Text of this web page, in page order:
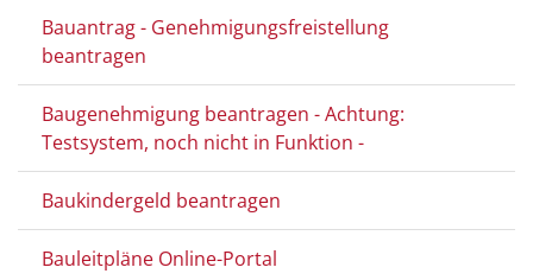
Bauantrag - Genehmigungsfreistellung
beantragen
Baugenehmigung beantragen - Achtung:
Testsystem, noch nicht in Funktion -
Baukindergeld beantragen
Bauleitpläne Online-Portal